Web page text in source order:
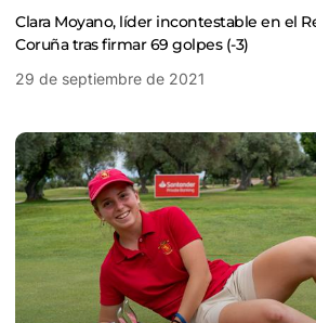
Clara Moyano, líder incontestable en el
Coruña tras firmar 69 golpes (-3)
29 de septiembre de 2021